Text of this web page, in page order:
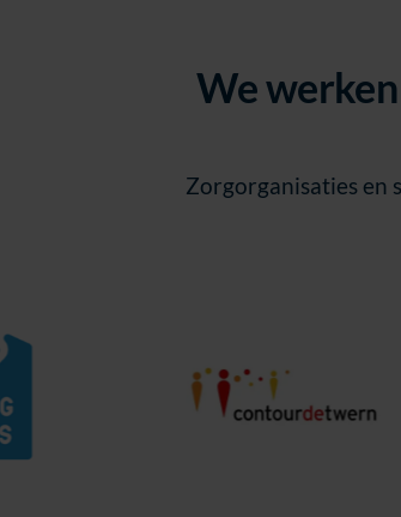
We
Zorgorganisaties en